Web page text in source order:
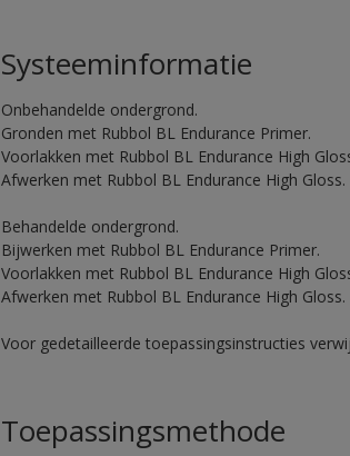
Systeeminformatie
Onbehandelde ondergrond.
Gronden met Rubbol BL Endurance Primer.
Voorlakken met Rubbol BL Endurance High
Afwerken met Rubbol BL Endurance High Gloss.
Behandelde ondergrond.
Bijwerken met Rubbol BL Endurance Primer.
Voorlakken met Rubbol BL Endurance High
Afwerken met Rubbol BL Endurance High Gloss.
Voor gedetailleerde toepassingsinstructies
Toepassingsmethode